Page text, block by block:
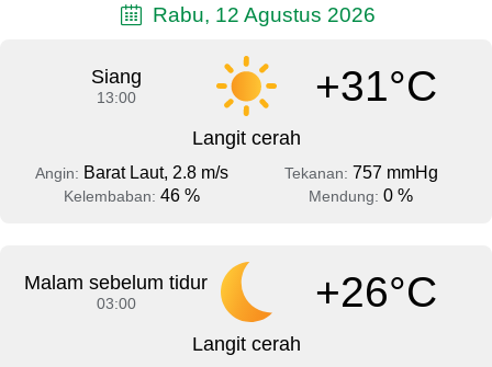
Rabu, 12 Agustus 2026
Siang
13:00 +31°C
Langit cerah
Angin: Barat Laut, 2.8 m/s Tekanan: 757 mmHg
Kelembaban: 46 % Mendung: 0 %
Malam sebelum tidur
03:00 +26°C
Langit cerah